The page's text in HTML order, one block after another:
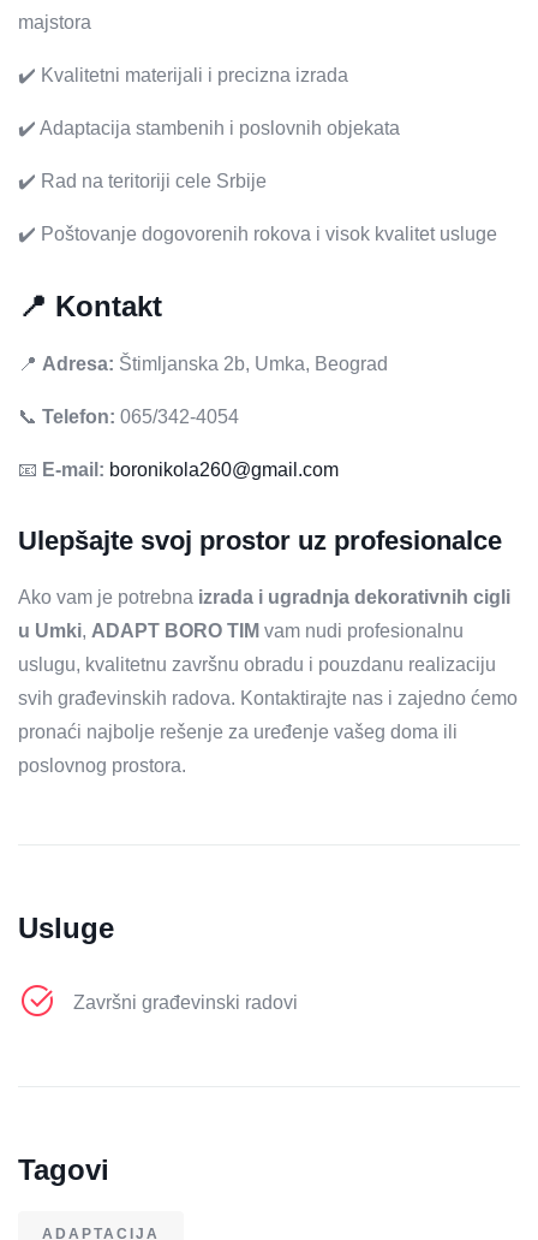
majstora
✔️ Kvalitetni materijali i precizna izrada
✔️ Adaptacija stambenih i poslovnih objekata
✔️ Rad na teritoriji cele Srbije
✔️ Poštovanje dogovorenih rokova i visok kvalitet usluge
📍 Kontakt
📍 Adresa: Štimljanska 2b, Umka, Beograd
📞 Telefon: 065/342-4054
📧 E-mail: boronikola260@gmail.com
Ulepšajte svoj prostor uz profesionalce
Ako vam je potrebna izrada i ugradnja dekorativnih cigli
u Umki, ADAPT BORO TIM vam nudi profesionalnu
uslugu, kvalitetnu završnu obradu i pouzdanu realizaciju
svih građevinskih radova. Kontaktirajte nas i zajedno ćemo
pronaći najbolje rešenje za uređenje vašeg doma ili
poslovnog prostora.
Usluge
Završni građevinski radovi
Tagovi
ADAPTACIJA